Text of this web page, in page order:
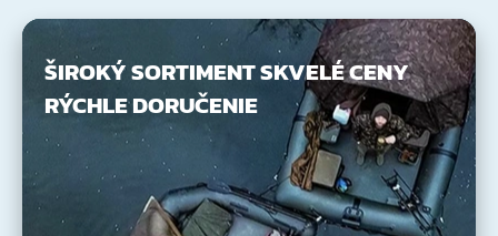
ŠIROKÝ SORTIMENTSKVELÉ CENY
RÝCHLE DORUČENIE